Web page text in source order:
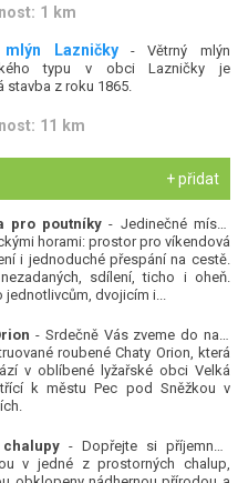
1 km
Lazničky- Větrný mlýn
typu v obci Lazničky je
stavba z roku 1865.
11 km
+ přidat
pro poutníky - Jedinečné místo
horami: prostor pro víkendová
i jednoduché přespání na cestě.
sdílení, ticho i oheň.
jednotlivcům, dvojicím i...
- Srdečně Vás zveme do naší
roubené Chaty Orion, která
v oblíbené lyžařské obci Velká
k městu Pec pod Sněžkou v
- Dopřejte si příjemnou
v jedné z prostorných chalup,